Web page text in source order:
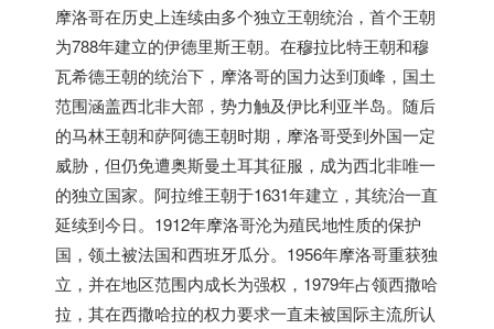
摩洛哥在历史上连续由多个独立王朝统治，首个王朝
为788年建立的伊德里斯王朝。在穆拉比特王朝和穆
瓦希德王朝的统治下，摩洛哥的国力达到顶峰，国土
范围涵盖西北非大部，势力触及伊比利亚半岛。随后
的马林王朝和萨阿德王朝时期，摩洛哥受到外国一定
威胁，但仍免遭奥斯曼土耳其征服，成为西北非唯一
的独立国家。阿拉维王朝于1631年建立，其统治一直
延续到今日。1912年摩洛哥沦为殖民地性质的保护
国，领土被法国和西班牙瓜分。1956年摩洛哥重获独
立，并在地区范围内成长为强权，1979年占领西撒哈
拉，其在西撒哈拉的权力要求一直未被国际主流所认